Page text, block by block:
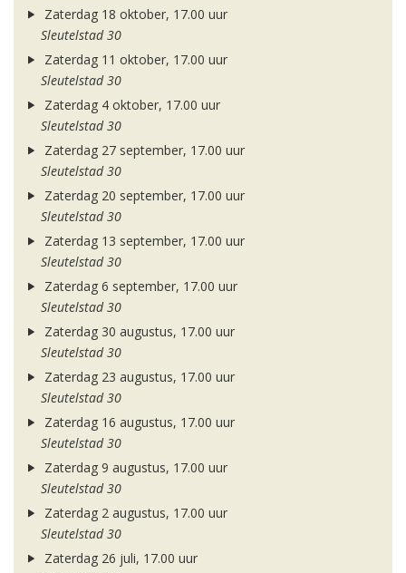
Zaterdag 18 oktober, 17.00 uur
Sleutelstad 30
Zaterdag 11 oktober, 17.00 uur
Sleutelstad 30
Zaterdag 4 oktober, 17.00 uur
Sleutelstad 30
Zaterdag 27 september, 17.00 uur
Sleutelstad 30
Zaterdag 20 september, 17.00 uur
Sleutelstad 30
Zaterdag 13 september, 17.00 uur
Sleutelstad 30
Zaterdag 6 september, 17.00 uur
Sleutelstad 30
Zaterdag 30 augustus, 17.00 uur
Sleutelstad 30
Zaterdag 23 augustus, 17.00 uur
Sleutelstad 30
Zaterdag 16 augustus, 17.00 uur
Sleutelstad 30
Zaterdag 9 augustus, 17.00 uur
Sleutelstad 30
Zaterdag 2 augustus, 17.00 uur
Sleutelstad 30
Zaterdag 26 juli, 17.00 uur